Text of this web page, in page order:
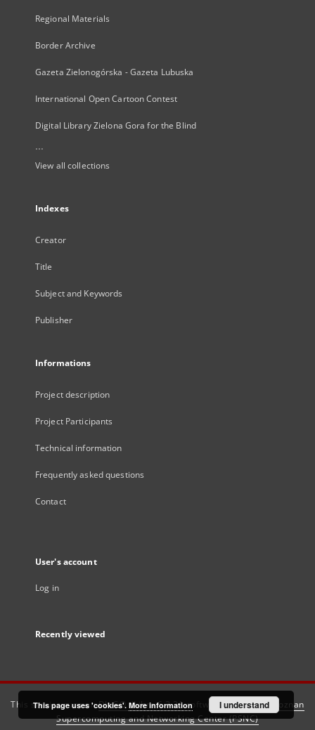
Regional Materials
Border Archive
Gazeta Zielonogórska - Gazeta Lubuska
International Open Cartoon Contest
Digital Library Zielona Gora for the Blind
...
View all collections
Indexes
Creator
Title
Subject and Keywords
Publisher
Informations
Project description
Project Participants
Technical information
Frequently asked questions
Contact
User's account
Log in
Recently viewed
This service runs onDInGO dLibra 6.3.21software created by
Poznan
Supercomputing and Networking Center (PSNC)
This page uses 'cookies'. More information I understand